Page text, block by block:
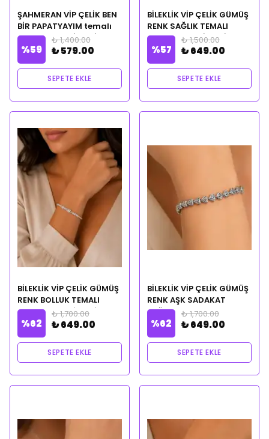
ŞAHMERAN VİP ÇELİK BEN
BİR PAPATYAYIM temalı
CLEOPATRA CİLVESİ
NOTALI YAĞ HEDİYELİ
%59
₺ 1,400.00
₺ 579.00
SEPETE EKLE
BİLEKLİK VİP ÇELİK GÜMÜŞ
RENK SAĞLIK TEMALI
CLEOPATRA CİLVESİ
NOTALI YAĞ HEDİYELİ
%57
₺ 1,500.00
₺ 649.00
SEPETE EKLE
BİLEKLİK VİP ÇELİK GÜMÜŞ
RENK BOLLUK TEMALI
CLEOPATRA CİLVESİ
NOTALI YAĞ HEDİYELİ
%62
₺ 1,700.00
₺ 649.00
SEPETE EKLE
BİLEKLİK VİP ÇELİK GÜMÜŞ
RENK AŞK SADAKAT
BAĞLILIK TEMALI
CLEOPATRA CİLVESİ
NOTALI YAĞ HEDİYELİ
%62
₺ 1,700.00
₺ 649.00
SEPETE EKLE